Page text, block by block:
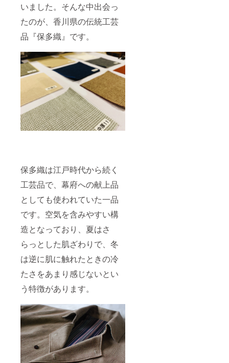
いました。そんな中出会っ
たのが、香川県の伝統工芸
品『保多織』です。
保多織は江戸時代から続く
工芸品で、幕府への献上品
としても使われていた一品
です。空気を含みやすい構
造となっており、夏はさ
らっとした肌ざわりで、冬
は逆に肌に触れたときの冷
たさをあまり感じないとい
う特徴があります。